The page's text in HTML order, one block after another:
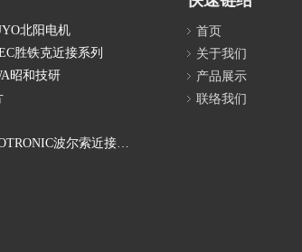
北阳电机
胜铁克近接系列
昭和技研
西德PULSOTRONIC波尔索近接系列
首页
关于我们
产品展示
联络我们